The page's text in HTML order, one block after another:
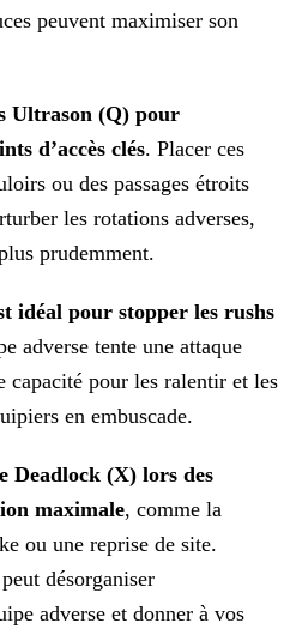
peuvent maximiser son
Ultrason (Q) pour
d’accès clés. Placer ces
ou des passages étroits
les rotations adverses,
prudemment.
idéal pour stopper les rushs
adverse tente une attaque
capacité pour les ralentir et les
en embuscade.
Deadlock (X) lors des
maximale, comme la
ou une reprise de site.
désorganiser
adverse et donner à vos